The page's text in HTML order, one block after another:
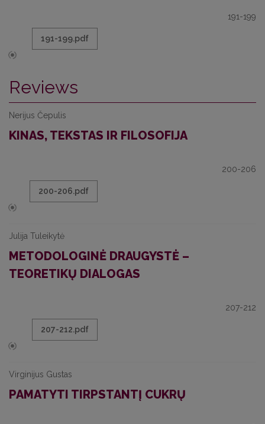
191-199
191-199.pdf
Reviews
Nerijus Čepulis
KINAS, TEKSTAS IR FILOSOFIJA
200-206
200-206.pdf
Julija Tuleikytė
METODOLOGINĖ DRAUGYSTĖ –
TEORETIKŲ DIALOGAS
207-212
207-212.pdf
Virginijus Gustas
PAMATYTI TIRPSTANTĮ CUKRŲ